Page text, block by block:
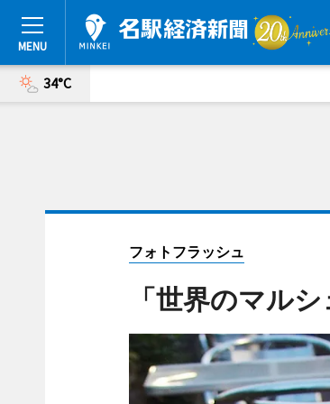
34°C
フォトフラッシュ
「世界のマル